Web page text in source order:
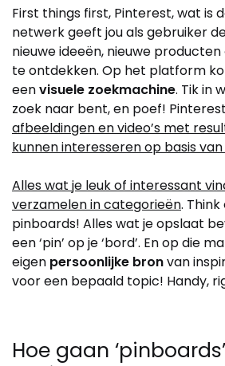
First things first, Pinterest, wat is
netwerk geeft jou als gebruiker
nieuwe ideeën, nieuwe
te ontdekken. Op het platform
eenvisuele zoekmachine. Tik in
zoek naar bent, en poef!
afbeeldingen en video’s met
kunnen interesseren op basis
Alles wat je leuk of interessant
verzamelen in categorieën.
pinboards! Alles wat je opslaat
een ‘pin’ op je ‘bord’. En op die
eigen persoonlijke bronvan
voor een bepaald topic! Handy,
Hoe gaan